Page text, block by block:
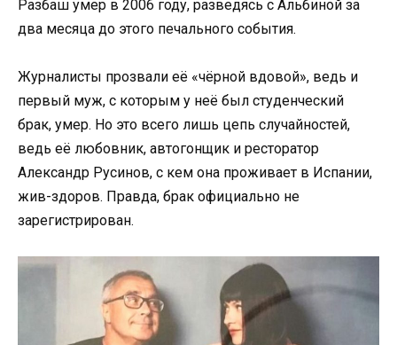
Разбаш умер в 2006 году, разведясь с Альбиной за
два месяца до этого печального события.
Журналисты прозвали её «чёрной вдовой», ведь и
первый муж, с которым у неё был студенческий
брак, умер. Но это всего лишь цепь случайностей,
ведь её любовник, автогонщик и ресторатор
Александр Русинов, с кем она проживает в Испании,
жив-здоров. Правда, брак официально не
зарегистрирован.